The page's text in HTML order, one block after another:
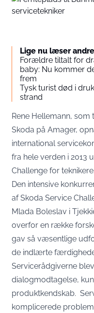
Lige nu læser andre
Forældre tiltalt for
baby: Nu kommer
frem
Tysk turist død i
strand
Rene Hellemann,
Skoda på Amager,
international
fra hele verden i 2013
Challenge for teknikere.
Den intensive
af Skoda Service
Mlada Boleslav i
overfor en række
gav så væsentlige
de indlærte
Servicerådgiverne
dialogmodtagelse,
produktkendskab.
komplicerede